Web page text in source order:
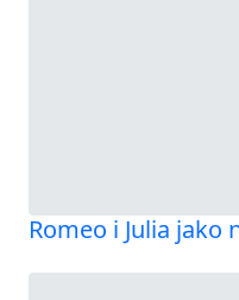
Romeo i Julia jako